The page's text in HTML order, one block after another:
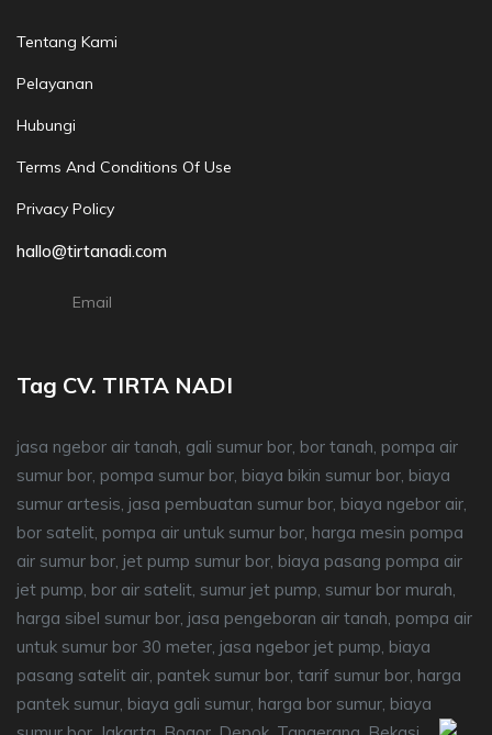
Tentang Kami
Pelayanan
Hubungi
Terms And Conditions Of Use
Privacy Policy
hallo@tirtanadi.com
Email
Tag CV. TIRTA NADI
jasa ngebor air tanah, gali sumur bor, bor tanah, pompa air
sumur bor, pompa sumur bor, biaya bikin sumur bor, biaya
sumur artesis, jasa pembuatan sumur bor, biaya ngebor air,
bor satelit, pompa air untuk sumur bor, harga mesin pompa
air sumur bor, jet pump sumur bor, biaya pasang pompa air
jet pump, bor air satelit, sumur jet pump, sumur bor murah,
harga sibel sumur bor, jasa pengeboran air tanah, pompa air
untuk sumur bor 30 meter, jasa ngebor jet pump, biaya
pasang satelit air, pantek sumur bor, tarif sumur bor, harga
pantek sumur, biaya gali sumur, harga bor sumur, biaya